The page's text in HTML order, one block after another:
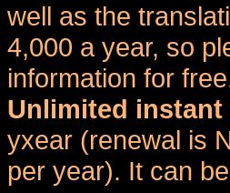
well as the
4,000 a year, so
information for
Unlimited instant
yxear (renewal is
per year). It can